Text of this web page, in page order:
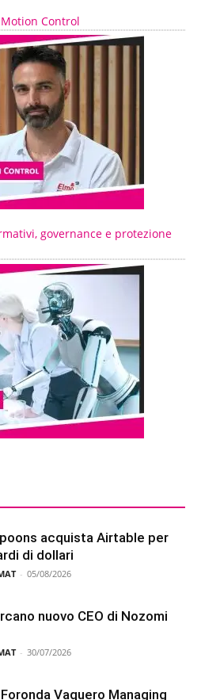
Control
governance e protezione
acquista Airtable per
di dollari
- 05/08/2026
nuovo CEO di Nozomi
- 30/07/2026
Vaquero Managing